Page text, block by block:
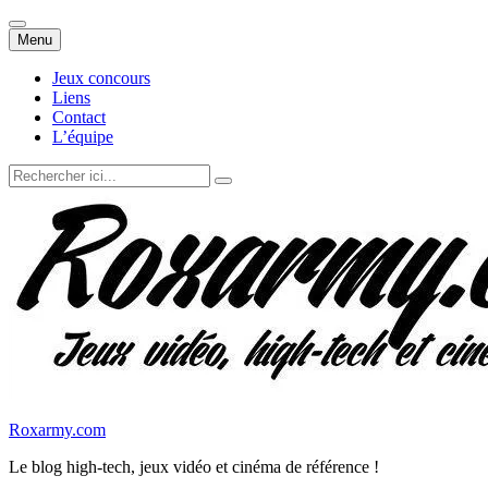
Menu Aller
au
contenu
Jeux concours
Liens
Contact
L’équipe
Recherche
pour
Roxarmy.com
Le blog high-tech, jeux vidéo et cinéma de référence !